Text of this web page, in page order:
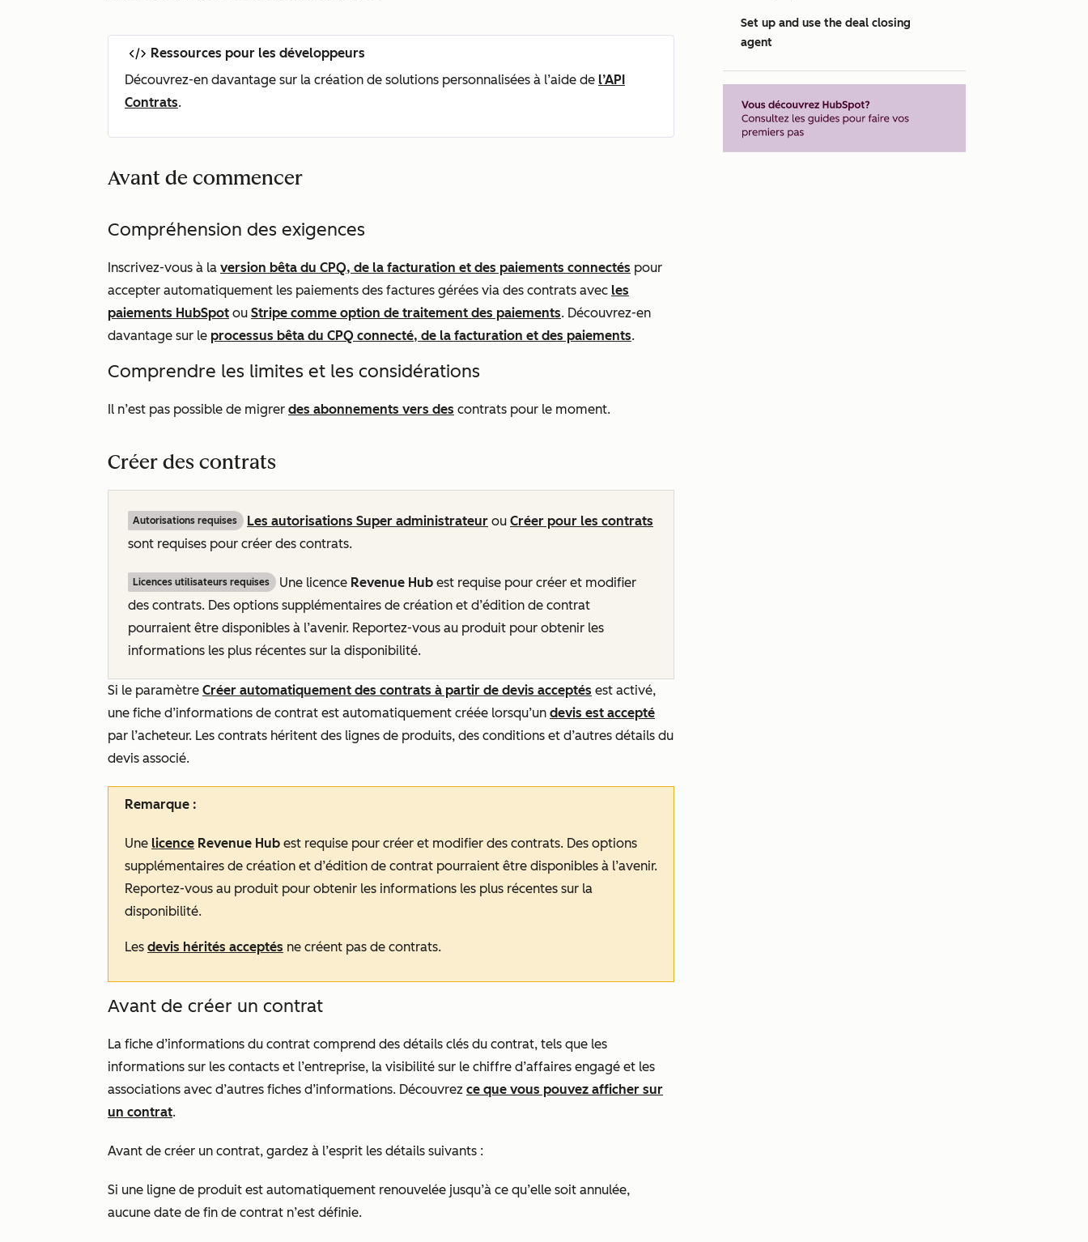
Ressources pour les développeurs
Découvrez-en davantage sur la création de solutions personnalisées à l’aide de l’API
Contrats.
Avant de commencer
Compréhension des exigences
Inscrivez-vous à la version bêta du CPQ, de la facturation et des paiements connectés pour
accepter automatiquement les paiements des factures gérées via des contrats avec les
paiements HubSpot ou Stripe comme option de traitement des paiements. Découvrez-en
davantage sur le processus bêta du CPQ connecté, de la facturation et des paiements.
Comprendre les limites et les considérations
Il n’est pas possible de migrer des abonnements vers des contrats pour le moment.
Créer des contrats
Autorisations requises Les autorisations Super administrateur ou Créer pour les contrats
sont requises pour créer des contrats.
Licences utilisateurs requises Une licence Revenue Hub est requise pour créer et modifier
des contrats. Des options supplémentaires de création et d’édition de contrat
pourraient être disponibles à l’avenir. Reportez-vous au produit pour obtenir les
informations les plus récentes sur la disponibilité.
Si le paramètre Créer automatiquement des contrats à partir de devis acceptés est activé,
une fiche d’informations de contrat est automatiquement créée lorsqu’un devis est accepté
par l’acheteur. Les contrats héritent des lignes de produits, des conditions et d’autres détails du
devis associé.
Remarque :
Une licence Revenue Hub est requise pour créer et modifier des contrats. Des options
supplémentaires de création et d’édition de contrat pourraient être disponibles à l’avenir.
Reportez-vous au produit pour obtenir les informations les plus récentes sur la
disponibilité.
Les devis hérités acceptés ne créent pas de contrats.
Avant de créer un contrat
La fiche d’informations du contrat comprend des détails clés du contrat, tels que les
informations sur les contacts et l’entreprise, la visibilité sur le chiffre d’affaires engagé et les
associations avec d’autres fiches d’informations. Découvrez ce que vous pouvez afficher sur
un contrat.
Avant de créer un contrat, gardez à l’esprit les détails suivants :
Si une ligne de produit est automatiquement renouvelée jusqu’à ce qu’elle soit annulée,
aucune date de fin de contrat n’est définie.
Set up and use the deal closing
agent